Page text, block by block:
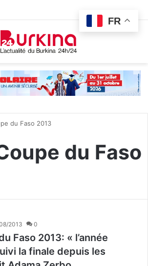
du Faso 2013
du Faso
2013 0
Faso 2013: « l’année
la finale depuis les
FR